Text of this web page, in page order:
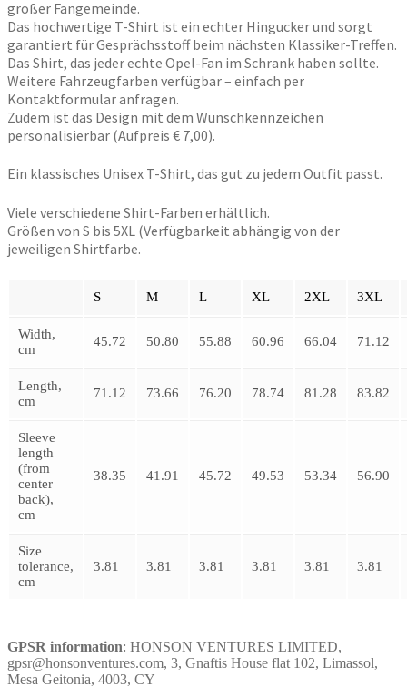
großer Fangemeinde.
Das hochwertige T-Shirt ist ein echter Hingucker und sorgt
garantiert für Gesprächsstoff beim nächsten Klassiker-Treffen.
Das Shirt, das jeder echte Opel-Fan im Schrank haben sollte.
Weitere Fahrzeugfarben verfügbar – einfach per
Kontaktformular anfragen.
Zudem ist das Design mit dem Wunschkennzeichen
personalisierbar (Aufpreis € 7,00).
Ein klassisches Unisex T-Shirt, das gut zu jedem Outfit passt.
Viele verschiedene Shirt-Farben erhältlich.
Größen von S bis 5XL (Verfügbarkeit abhängig von der
jeweiligen Shirtfarbe.
S M L XL 2XL 3XL
Width,
cm
45.72 50.80 55.88 60.96 66.04 71.12
Length,
cm
71.12 73.66 76.20 78.74 81.28 83.82
Sleeve
length
(from
center
back),
cm
38.35 41.91 45.72 49.53 53.34 56.90
Size
tolerance,
cm
3.81 3.81 3.81 3.81 3.81 3.81
GPSR information: HONSON VENTURES LIMITED,
gpsr@honsonventures.com, 3, Gnaftis House flat 102, Limassol,
Mesa Geitonia, 4003, CY